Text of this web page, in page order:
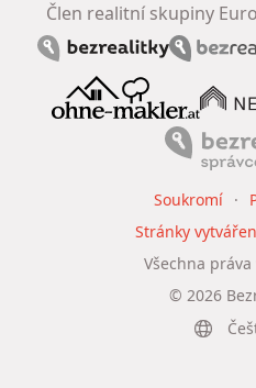
Člen realitní skupiny
© 2026
Všechna
Soukromí
Stránky